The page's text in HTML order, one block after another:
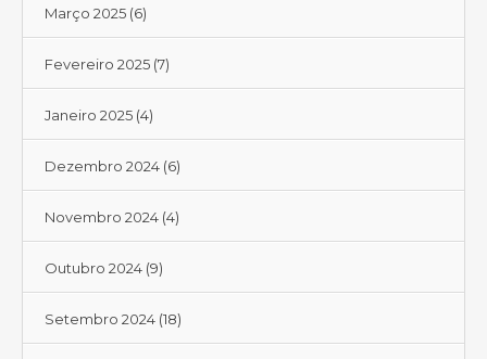
Março 2025 (6)
Fevereiro 2025 (7)
Janeiro 2025 (4)
Dezembro 2024 (6)
Novembro 2024 (4)
Outubro 2024 (9)
Setembro 2024 (18)